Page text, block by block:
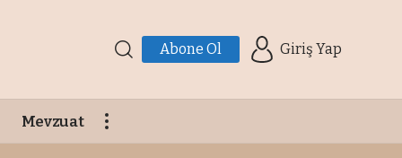
Abone Ol Giriş Yap
Mevzuat